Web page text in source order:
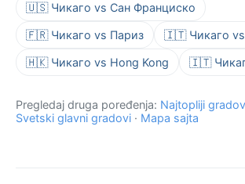
🇺🇸 Чикаго vs Сан Франциско
🇫🇷 Чикаго vs Париз 🇮🇹 Чикаго
🇭🇰 Чикаго vs Hong Kong 🇮🇹
Pregledaj druga poređenja: Najtopliji
Svetski glavni gradovi · Mapa sajta